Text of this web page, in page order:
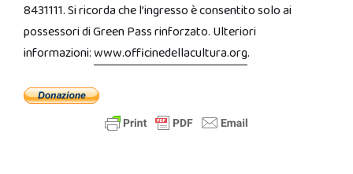
8431111. Si ricorda che l’ingresso è consentito solo ai
possessori di Green Pass rinforzato. Ulteriori
informazioni:www.officinedellacultura.org.